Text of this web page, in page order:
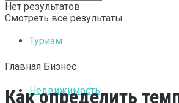
Туризм
Недвижимость
Нет результатов
Смотреть все результаты
Главная Бизнес
Как определить